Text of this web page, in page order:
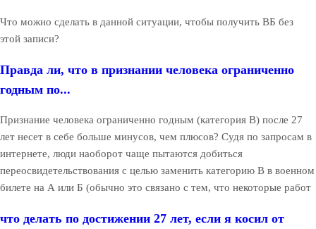
Что можно сделать в данной ситуации, чтобы получить ВБ без
этой записи?
Правда ли, что в признании человека ограниченно
годным по...
Признание человека ограниченно годным (категория В) после 27
лет несет в себе больше минусов, чем плюсов? Судя по запросам в
интернете, люди наоборот чаще пытаются добиться
переосвидетельствования с целью заменить категорию В в военном
билете на А или Б (обычно это связано с тем, что некоторые работ
что делать по достижении 27 лет, если я косил от